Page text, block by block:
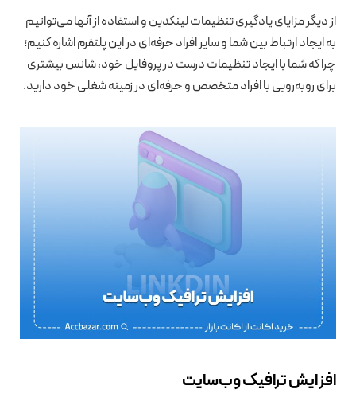
از دیگر مزایای یادگیری تنظیمات لینکدین و استفاده از آنها می‌توانیم
به ایجاد ارتباط بین شما و سایر افراد حرفه‌ای در این پلتفرم اشاره کنیم؛
چرا که شما با ایجاد تنظیمات درست در پروفایل خود، شانس بیشتری
برای روبه‌رویی با افراد متخصص و حرفه‌ای در زمینه شغلی خود دارید.
افزایش ترافیک وب‌سایت